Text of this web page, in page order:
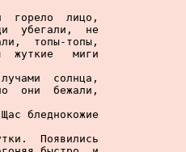
горело  лицо,
убегали,  не
топы-топы,
жуткие   миги
солнца,
они  бежали,
бледнокожие
Появились